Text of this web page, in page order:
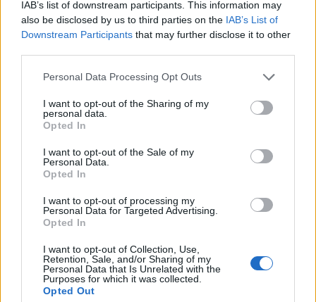
IAB’s list of downstream participants. This information may
also be disclosed by us to third parties on the IAB’s List of
Downstream Participants that may further disclose it to other
Personal Data Processing Opt Outs
I want to opt-out of the Sharing of my
personal data.
Opted In
I want to opt-out of the Sale of my
Personal Data.
Opted In
I want to opt-out of processing my
Personal Data for Targeted Advertising.
Opted In
I want to opt-out of Collection, Use,
Retention, Sale, and/or Sharing of my
Personal Data that Is Unrelated with the
Purposes for which it was collected.
Opted Out
Rožmitálskému fotbalovému
dorostu se daří
Divadlo opět po roce patřilo
Zpravodajství
Většina koupališť na Příbramsku nabízí
Živohošti
Zpravodajství
Příbram modernizuje parkovací automaty.
Přibudou i tři nové poblíž Svaté Hory
Zpravodajství
Středočeský kraj upravil pravidla soutěže.
Obce nově získají body i za předcházení
vzniku odpadu